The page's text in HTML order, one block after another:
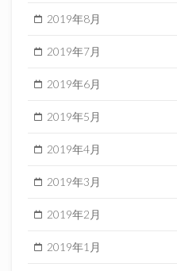
2019年8月
2019年7月
2019年6月
2019年5月
2019年4月
2019年3月
2019年2月
2019年1月